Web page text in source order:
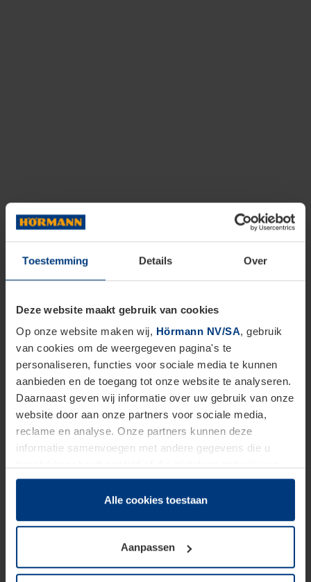
Toestemming Details Over
Deze website maakt gebruik van cookies
Op onze website maken wij, Hörmann NV/SA, gebruik
van cookies om de weergegeven pagina's te
personaliseren, functies voor sociale media te kunnen
aanbieden en de toegang tot onze website te analyseren.
Daarnaast geven wij informatie over uw gebruik van onze
website door aan onze partners voor sociale media,
reclame en analyse. Onze partners kunnen deze
informatie samenvoegen met andere gegevens die u
hun diensten hebben verzameld.
Juridisch hebben wij het recht om cookies op uw
van deze pagina's absoluut vereist is. Voor alle andere
soorten cookies is uw toestemming benodigd. Uw
toestemming kunt u op elk moment bij de uitleg van de
Alle cookies toestaan
Aanpassen